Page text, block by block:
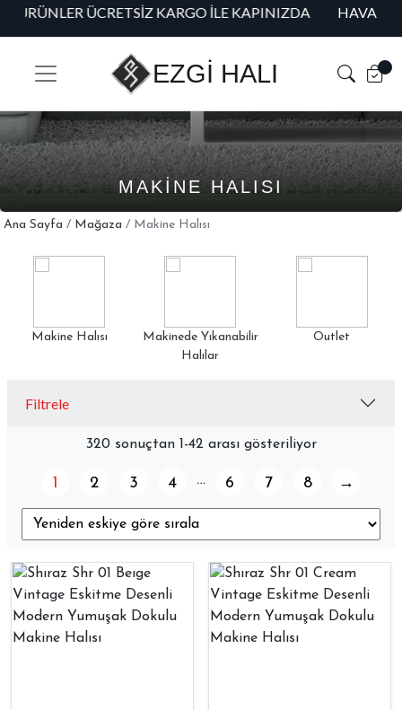
HAVALE/EFT ÖDEMELERINIZDE %5 ÖZEL INDIRIM!
EZGİ HALI
MAKINE HALISI
Ana Sayfa / Mağaza / Makine Halısı
Makine Halısı
Makinede Yıkanabilir
Halılar
Outlet
Filtrele
320 sonuçtan 1-42 arası gösteriliyor
1 2 3 4 … 6 7 8 →